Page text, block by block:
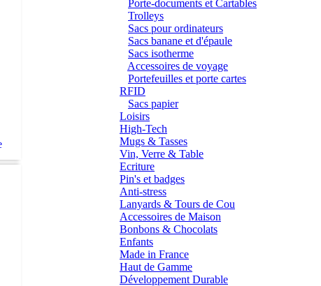
Porte-documents et Cartables
Trolleys
Sacs pour ordinateurs
Sacs banane et d'épaule
Sacs isotherme
Accessoires de voyage
Portefeuilles et porte cartes
RFID
Sacs papier
Loisirs
High-Tech
Mugs & Tasses
Vin, Verre & Table
Ecriture
Pin's et badges
Anti-stress
Lanyards & Tours de Cou
Accessoires de Maison
Bonbons & Chocolats
Enfants
Made in France
Haut de Gamme
Développement Durable